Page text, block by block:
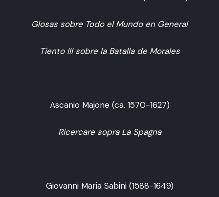
Glosas sobre Todo el Mundo en General
Tiento III sobre la Batalla de Morales
Ascanio Majone (ca. 1570-1627)
Ricercare sopra La Spagna
Giovanni Maria Sabini (1588-1649)